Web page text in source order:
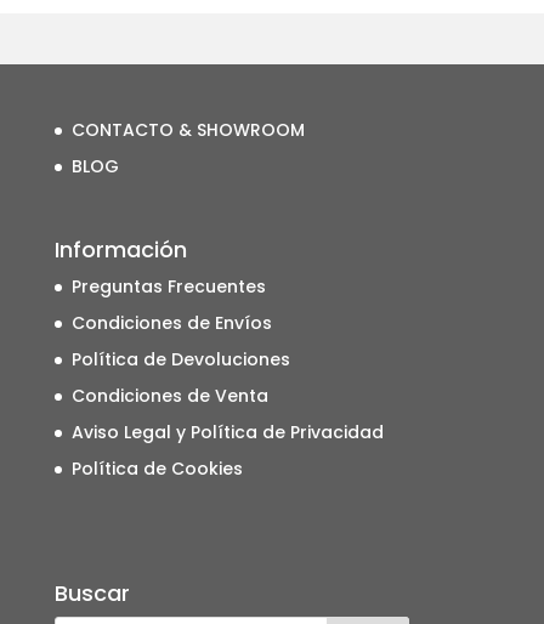
CONTACTO & SHOWROOM
BLOG
Información
Preguntas Frecuentes
Condiciones de Envíos
Política de Devoluciones
Condiciones de Venta
Aviso Legal y Política de Privacidad
Política de Cookies
Buscar